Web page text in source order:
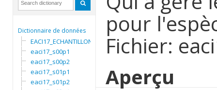
Dictionnaire de données
EACI17_ECHANTILLON
eaci17_s00p1
eaci17_s00p2
eaci17_s01p1
eaci17_s01p2
pour
Fichier:
Aperçu